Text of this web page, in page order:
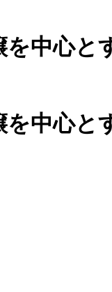
中心と
中心と